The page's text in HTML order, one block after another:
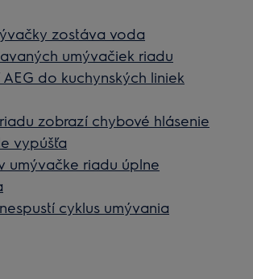
zostáva voda
umývačiek riadu
do kuchynských liniek
zobrazí chybové hlásenie
vypúšťa
umývačke riadu úplne
cyklus umývania